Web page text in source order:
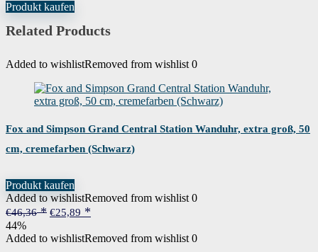
war:
ist:
Produkt kaufen
Related Products
Added to wishlistRemoved from wishlist 0
Fox and Simpson Grand Central Station Wanduhr, extra groß, 50
cm, cremefarben (Schwarz)
Produkt kaufen
Added to wishlistRemoved from wishlist 0
€46,36
Ursprünglicher
war:
€46,36
€25,89
ist:
€25,89.
44%
Added to wishlistRemoved from wishlist 0